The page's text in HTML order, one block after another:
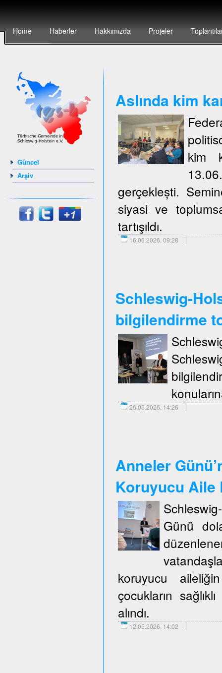
Home Haberler Hakkımızda Projeler
Güncel
Arşiv
Aslında kim
kim
gerçeklești.
siyasi ve
tartışıldı.
16.06.2026, 09:28
Schleswig-
bilgilendirme
26.05.2026, 14:26
Anneler
Koruyucu Aile
Günü
koruyucu
çocukların
alındı.
12.05.2026, 14:02